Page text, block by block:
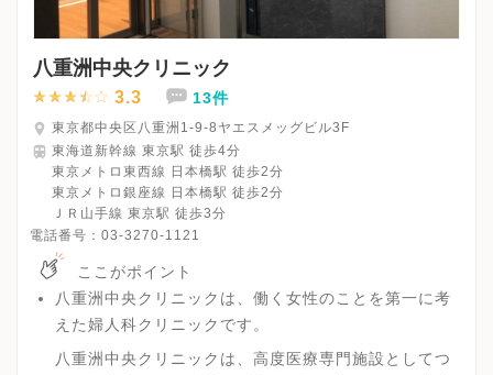
八重洲中央クリニック
3.3 13件
東京都中央区八重洲1-9-8ヤエスメッグビル3F
東海道新幹線 東京駅 徒歩4分
東京メトロ東西線 日本橋駅 徒歩2分
東京メトロ銀座線 日本橋駅 徒歩2分
ＪＲ山手線 東京駅 徒歩3分
電話番号： 03-3270-1121
ここがポイント
八重洲中央クリニックは、働く女性のことを第一に考
えた婦人科クリニックです。
八重洲中央クリニックは、高度医療専門施設としてつ